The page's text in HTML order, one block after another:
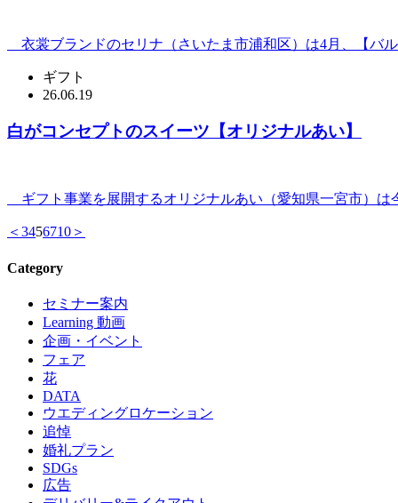
衣裳ブランドのセリナ（さいたま市浦和区）は4月、【バ
ギフト
26.06.19
白がコンセプトのスイーツ【オリジナルあい】
ギフト事業を展開するオリジナルあい（愛知県一宮市）
＜ 3456710 ＞
Category
セミナー案内
Learning 動画
企画・イベント
フェア
花
DATA
ウエディングロケーション
追悼
婚礼プラン
SDGs
広告